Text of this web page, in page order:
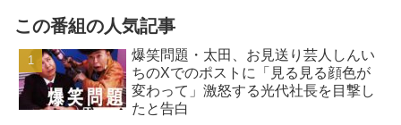
この番組の人気記事
爆笑問題・太田、お見送り芸人しんい
ちのXでのポストに「見る見る顔色が
変わって」激怒する光代社長を目撃し
たと告白